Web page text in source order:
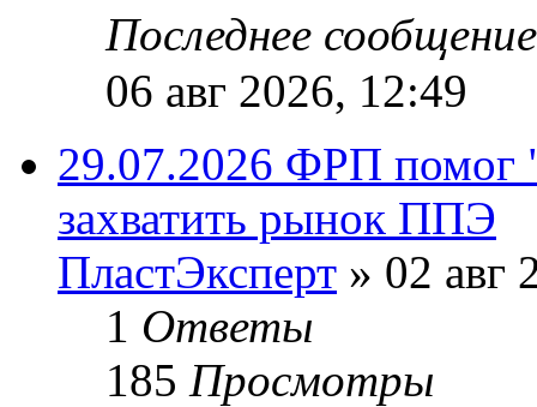
Последнее
06 авг 2026, 12:49
29.07.2026 ФРП помог
захватить рынок ППЭ
ПластЭксперт » 02 авг
1 Ответы
185 Просмотры